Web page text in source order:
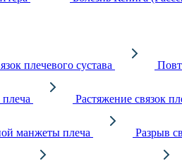
плечевого сустава
Растяжение связок
манжеты плеча Разрыв